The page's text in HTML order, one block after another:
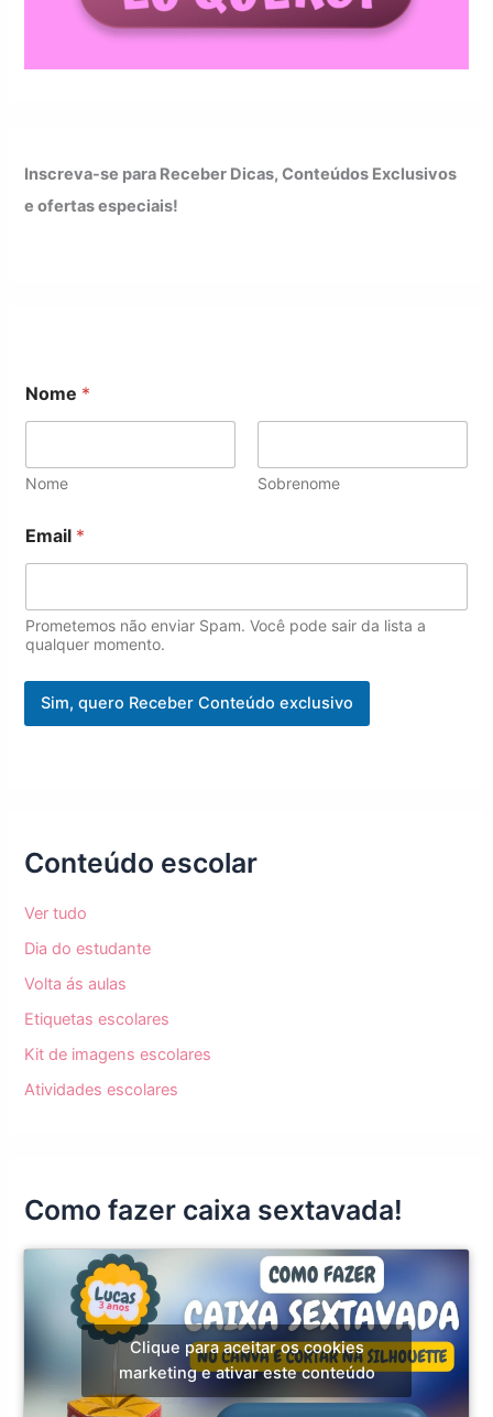
Inscreva-se para Receber Dicas, Conteúdos Exclusivos
e ofertas especiais!
m
a
*
Nome *
Nome Sobrenome
Email *
Prometemos não enviar Spam. Você pode sair da lista a
qualquer momento.
Sim, quero Receber Conteúdo exclusivo
Conteúdo escolar
Ver tudo
Dia do estudante
Volta ás aulas
Etiquetas escolares
Kit de imagens escolares
Atividades escolares
Como fazer caixa sextavada!
Clique para aceitar os cookies
marketing e ativar este conteúdo